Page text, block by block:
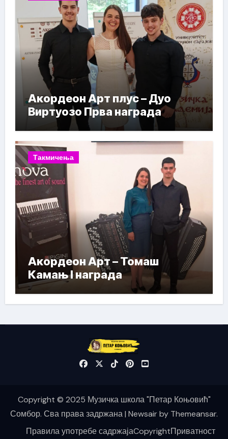
Акордеон Арт плус – Дуо
Виртуозо Прва награда
Такмичења
Акордеон Арт – Томаш
Камањ I награда
Copyright © 2025 Музичка школа "Петар Коњовић"
Сомбор. Сва права задржана| Newsairby Themeansar.
Правила употребе садржајаCopyrightПриватност